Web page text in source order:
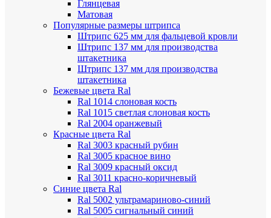
Глянцевая
Матовая
Популярные размеры штрипса
Штрипс 625 мм для фальцевой кровли
Штрипс 137 мм для производства
штакетника
Штрипс 137 мм для производства
штакетника
Бежевые цвета Ral
Ral 1014 слоновая кость
Ral 1015 светлая слоновая кость
Ral 2004 оранжевый
Красные цвета Ral
Ral 3003 красный рубин
Ral 3005 красное вино
Ral 3009 красный оксид
Ral 3011 красно-коричневый
Синие цвета Ral
Ral 5002 ультрамариново-синий
Ral 5005 сигнальный синий